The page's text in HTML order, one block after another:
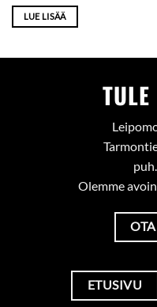
LUE LISÄÄ
Olemme
ETUSIVU